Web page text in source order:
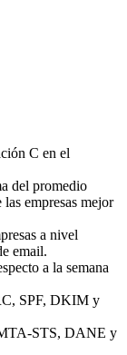
C en el
del promedio
empresas mejor
a nivel
email.
a la semana
SPF, DKIM y
STS, DANE y